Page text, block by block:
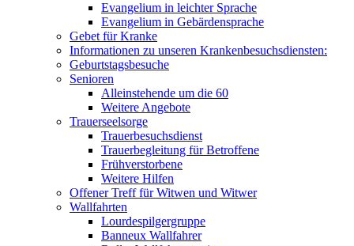
Evangelium in leichter Sprache
Evangelium in Gebärdensprache
Gebet für Kranke
Informationen zu unseren Krankenbesuchsdiensten:
Geburtstagsbesuche
Senioren
Alleinstehende um die 60
Weitere Angebote
Trauerseelsorge
Trauerbesuchsdienst
Trauerbegleitung für Betroffene
Frühverstorbene
Weitere Hilfen
Offener Treff für Witwen und Witwer
Wallfahrten
Lourdespilgergruppe
Banneux Wallfahrer